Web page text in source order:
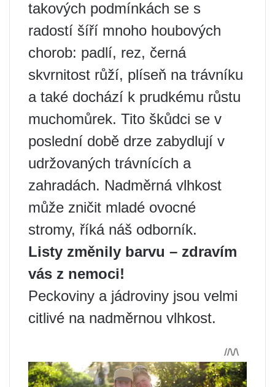
takových podmínkách se s
radostí šíří mnoho houbových
chorob: padlí, rez, černá
skvrnitost růží, plíseň na trávníku
a také dochází k prudkému růstu
muchomůrek. Tito škůdci se v
poslední době drze zabydlují v
udržovaných trávnících a
zahradách. Nadměrná vlhkost
může zničit mladé ovocné
stromy, říká náš odborník.
Listy změnily barvu – zdravím
vás z nemoci!
Peckoviny a jádroviny jsou velmi
citlivé na nadměrnou vlhkost.